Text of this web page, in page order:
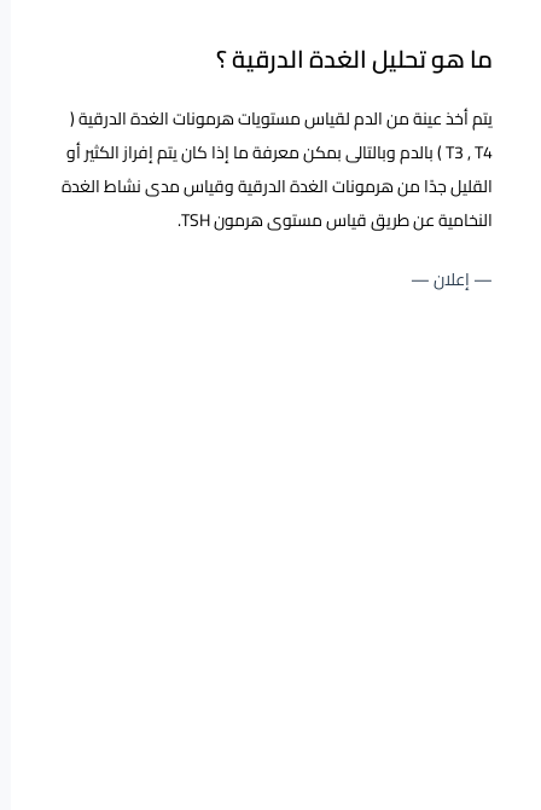
ما هو تحليل الغدة الدرقية ؟
يتم أخذ عينة من الدم لقياس مستويات هرمونات الغدة الدرقية (
T3 , T4 ) بالدم وبالتالى بمكن معرفة ما إذا كان يتم إفراز الكثير أو
القليل جدًا من هرمونات الغدة الدرقية وقياس مدى نشاط الغدة
النخامية عن طريق قياس مستوى هرمون TSH.
— إعلان —